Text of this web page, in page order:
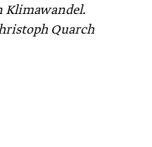
Klimawandel.
Quarch